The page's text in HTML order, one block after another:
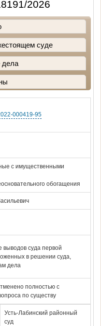
2026
суде
дела
000419-95
с имущественными
обогащения
выводов суда первой
в решении суда,
дела
полностью с
по существу
Усть-Лабинский районный
суд